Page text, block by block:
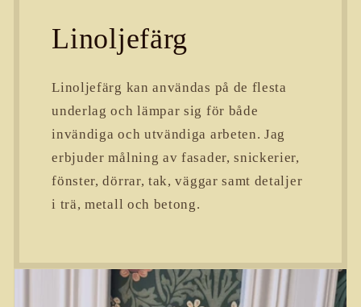
Linoljefärg
Linoljefärg kan användas på de flesta
underlag och lämpar sig för både
invändiga och utvändiga arbeten. Jag
erbjuder målning av fasader, snickerier,
fönster, dörrar, tak, väggar samt detaljer
i trä, metall och betong.